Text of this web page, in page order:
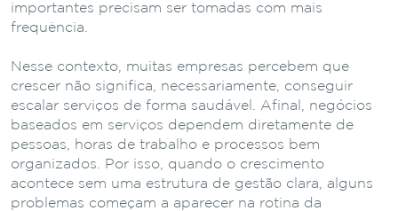
importantes precisam ser tomadas com mais
frequência.
Nesse contexto, muitas empresas percebem que
crescer não significa, necessariamente, conseguir
escalar serviços de forma saudável. Afinal, negócios
baseados em serviços dependem diretamente de
pessoas, horas de trabalho e processos bem
organizados. Por isso, quando o crescimento
acontece sem uma estrutura de gestão clara, alguns
problemas começam a aparecer na rotina da